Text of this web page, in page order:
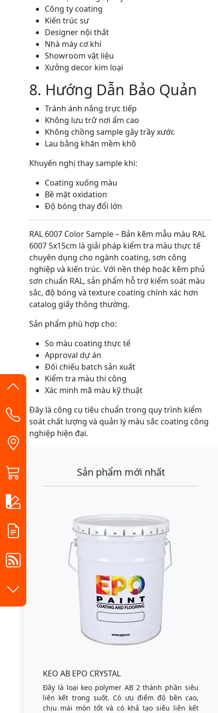
Công ty coating
Kiến trúc sư
Designer nội thất
Nhà máy cơ khí
Showroom vật liệu
Xưởng decor kim loại
8. Hướng Dẫn Bảo Quản
Tránh ánh nắng trực tiếp
Không lưu trữ nơi ẩm cao
Không chồng sample gây trầy xước
Lau bằng khăn mềm khô
Khuyến nghị thay sample khi:
Coating xuống màu
Bề mặt oxidation
Độ bóng thay đổi lớn
RAL 6007 Color Sample – Bản kẽm mẫu màu RAL
6007 5x15cm là giải pháp kiểm tra màu thực tế
chuyên dụng cho ngành coating, sơn công
nghiệp và kiến trúc. Với nền thép hoặc kẽm phủ
sơn chuẩn RAL, sản phẩm hỗ trợ kiểm soát màu
sắc, độ bóng và texture coating chính xác hơn
catalog giấy thông thường.
Sản phẩm phù hợp cho:
So màu coating thực tế
Approval dự án
Đối chiếu batch sản xuất
Kiểm tra màu thi công
Xác minh mã màu kỹ thuật
Đây là công cụ tiêu chuẩn trong quy trình kiểm
soát chất lượng và quản lý màu sắc coating công
nghiệp hiện đại.
Sản phẩm mới nhất
KEO AB EPO CRYSTAL
Đây là loại keo polymer AB 2 thành phần siêu
liên kết trong suốt. Có ưu điểm độ bền cao,
chịu mài mòn tốt và có khả tạo siêu liên kết